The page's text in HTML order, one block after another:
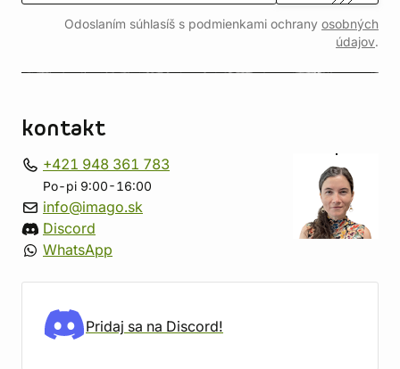
Odoslaním súhlasíš s podmienkami ochrany osobných
údajov.
kontakt
+421 948 361 783
Po-pi 9:00-16:00
info@imago.sk
Discord
WhatsApp
Pridaj sa na Discord!